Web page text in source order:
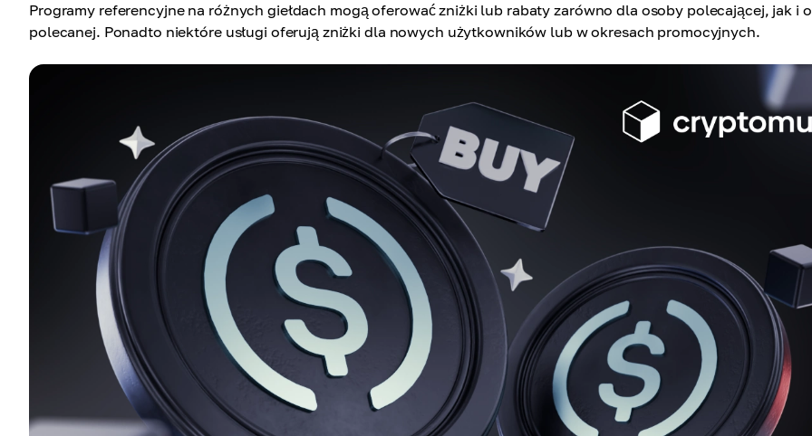
Programy referencyjne na różnych giełdach mogą oferować zniżki lub rabaty zarówno dla osoby polecającej, jak i
polecanej. Ponadto niektóre usługi oferują zniżki dla nowych użytkowników lub w okresach promocyjnych.